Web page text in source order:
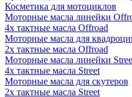
Косметика для мотоциклов
Моторные масла линейки
4х тактные масла Offroad
Моторные масла для
2х тактные масла Offroad
Моторные масла линейки
4х тактные масла Street
Моторные масла для скутеров
2х тактные масла Street